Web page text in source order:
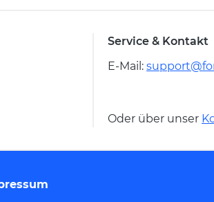
Service & Kontakt
E-Mail:
Oder über unser